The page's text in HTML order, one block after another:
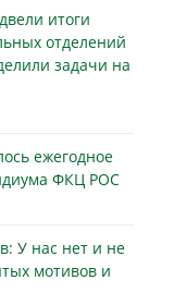
итоги
отделений
задачи на
ежегодное
ФКЦ РОС
У нас нет и не
мотивов и